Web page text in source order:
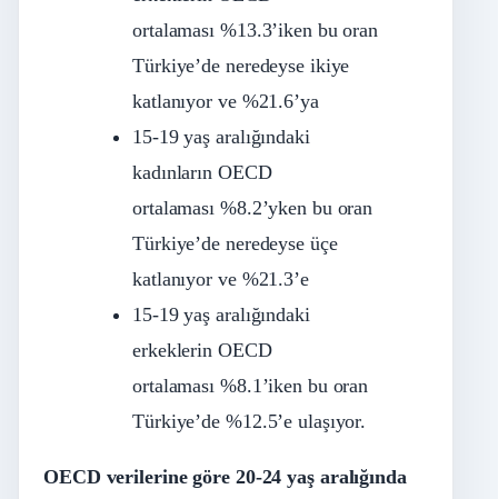
ortalaması %13.3’iken bu oran
Türkiye’de neredeyse ikiye
katlanıyor ve %21.6’ya
15-19 yaş aralığındaki
kadınların OECD
ortalaması %8.2’yken bu oran
Türkiye’de neredeyse üçe
katlanıyor ve %21.3’e
15-19 yaş aralığındaki
erkeklerin OECD
ortalaması %8.1’iken bu oran
Türkiye’de %12.5’e ulaşıyor.
OECD verilerine göre 20-24 yaş aralığında